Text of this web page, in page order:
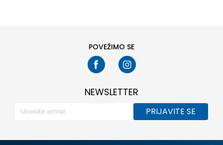
POVEŽIMO SE
NEWSLETTER
PRIJAVITE SE